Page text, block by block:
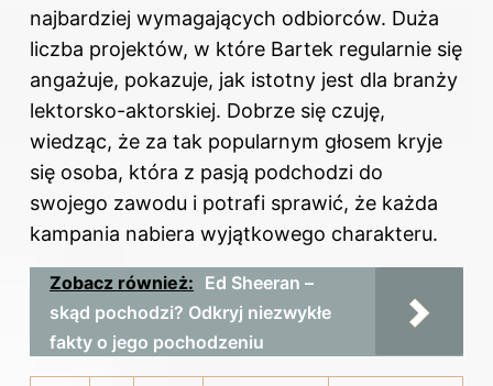
najbardziej wymagających odbiorców. Duża
liczba projektów, w które Bartek regularnie się
angażuje, pokazuje, jak istotny jest dla branży
lektorsko-aktorskiej. Dobrze się czuję,
wiedząc, że za tak popularnym głosem kryje
się osoba, która z pasją podchodzi do
swojego zawodu i potrafi sprawić, że każda
kampania nabiera wyjątkowego charakteru.
Zobacz również: Ed Sheeran –
skąd pochodzi? Odkryj niezwykłe
fakty o jego pochodzeniu